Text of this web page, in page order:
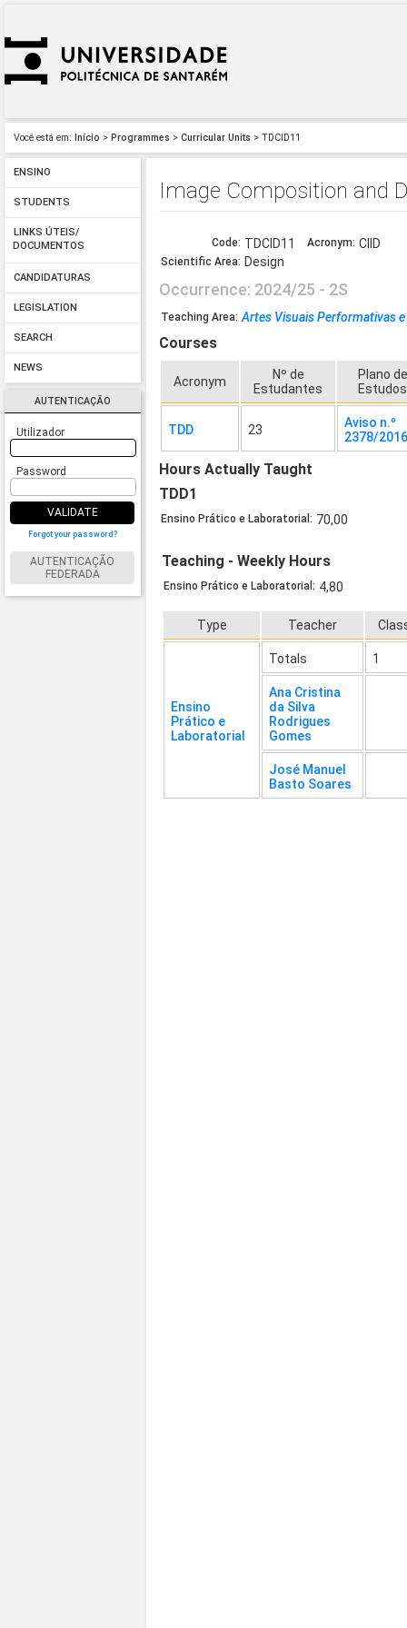
Você está em: Início > Programmes > Curricular Units > TDCID11
ENSINO
STUDENTS
LINKS ÚTEIS/
DOCUMENTOS
CANDIDATURAS
LEGISLATION
SEARCH
NEWS
AUTENTICAÇÃO
Utilizador
Password
VALIDATE
Forgot your password?
AUTENTICAÇÃO
FEDERADA
Image Composition and
Code: TDCID11 Acronym: CIID
Scientific Area: Design
Occurrence: 2024/25 - 2S
Teaching Area: Artes Visuais Performativas
Courses
Acronym
Nº de
Estudantes
Plano de
Estudos
TDD 23
Aviso n.º
2378/
Hours Actually Taught
TDD1
Ensino Prático e Laboratorial: 70,00
Teaching - Weekly Hours
Ensino Prático e Laboratorial: 4,80
Type Teacher
Ensino
Prático e
Laboratorial
Totals 1
Ana Cristina
da Silva
Rodrigues
Gomes
José Manuel
Basto Soares